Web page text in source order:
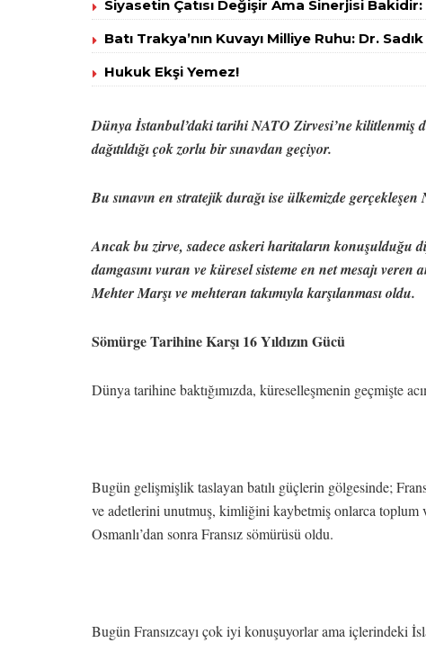
Siyasetin Çatısı Değişir Ama Sinerjisi
Batı Trakya’nın Kuvayı Milliye Ruhu: Dr.
Hukuk Ekşi Yemez!
Dünya İstanbul’daki tarihi NATO Zirvesi’ne kilitlenmiş
dağıtıldığı çok zorlu bir sınavdan geçiyor.
Bu sınavın en stratejik durağı ise ülkemizde
Ancak bu zirve, sadece askeri haritaların konuşulduğu
damgasını vuran ve küresel sisteme en net mesajı
Mehter Marşı ve mehteran takımıyla karşılanması oldu.
Sömürge Tarihine Karşı 16 Yıldızın Gücü
Dünya tarihine baktığımızda, küreselleşmenin geçmişte
Bugün gelişmişlik taslayan batılı güçlerin gölgesinde;
ve adetlerini unutmuş, kimliğini kaybetmiş onlarca toplum
Osmanlı’dan sonra Fransız sömürüsü oldu.
Bugün Fransızcayı çok iyi konuşuyorlar ama içlerindeki